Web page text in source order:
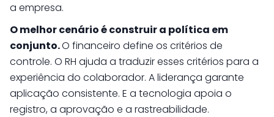
a empresa.
O melhor cenário é construir a política em
conjunto.O financeiro define os critérios de
controle. O RH ajuda a traduzir esses critérios para a
experiência do colaborador. A liderança garante
aplicação consistente. E a tecnologia apoia o
registro, a aprovação e a rastreabilidade.